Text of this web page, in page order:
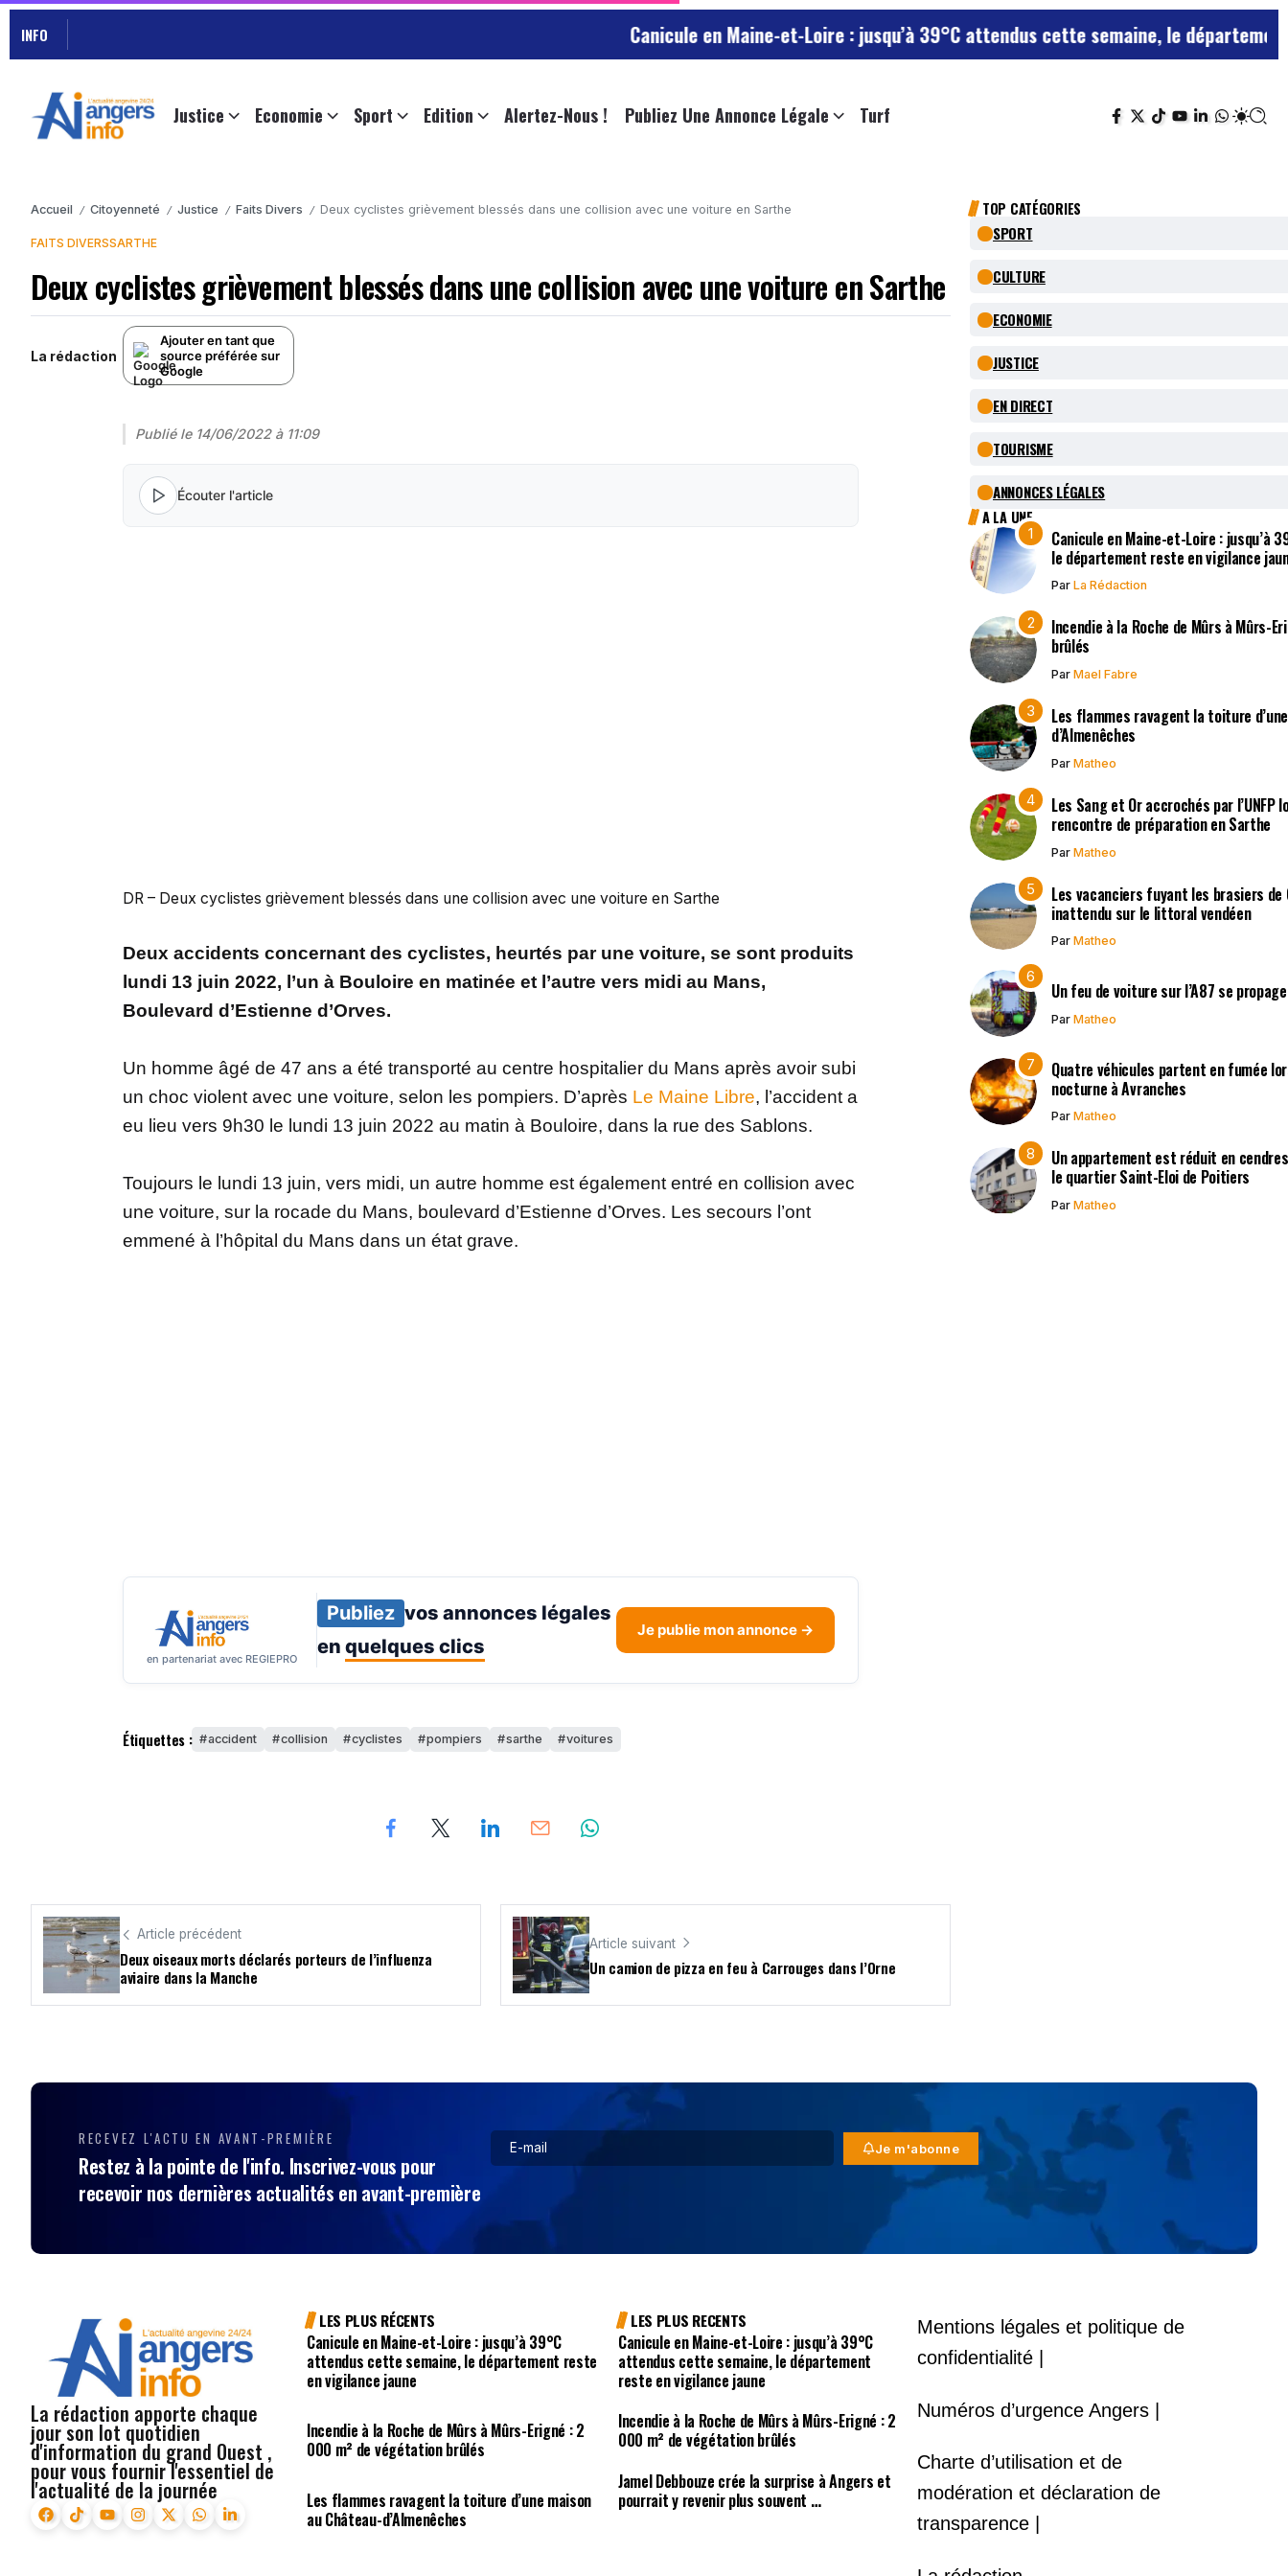
INFO Canicule en Maine-et-Loire : jusqu’à 39°C attendus cette semaine, le département
Justice Economie Sport Edition Alertez-Nous ! Publiez Une Annonce Légale Turf
Accueil / Citoyenneté / Justice / Faits Divers / Deux cyclistes grièvement blessés dans une collision avec une voiture en Sarthe
FAITS DIVERSSARTHE
Deux cyclistes grièvement blessés dans une collision avec une voiture en Sarthe
La rédaction
Ajouter en tant que
source préférée sur
Google
Publié le 14/06/2022 à 11:09
Écouter l'article
DR – Deux cyclistes grièvement blessés dans une collision avec une voiture en Sarthe
Deux accidents concernant des cyclistes, heurtés par une voiture, se sont produits
lundi 13 juin 2022, l’un à Bouloire en matinée et l’autre vers midi au Mans,
Boulevard d’Estienne d’Orves.
Un homme âgé de 47 ans a été transporté au centre hospitalier du Mans après avoir subi
un choc violent avec une voiture, selon les pompiers. D’après Le Maine Libre, l’accident a
eu lieu vers 9h30 le lundi 13 juin 2022 au matin à Bouloire, dans la rue des Sablons.
Toujours le lundi 13 juin, vers midi, un autre homme est également entré en collision avec
une voiture, sur la rocade du Mans, boulevard d’Estienne d’Orves. Les secours l’ont
emmené à l’hôpital du Mans dans un état grave.
en partenariat avec REGIEPRO
Publiez vos annonces légales
en quelques clics
Je publie mon annonce →
Étiquettes : accident collision cyclistes pompiers sarthe voitures
Article précédent
Deux oiseaux morts déclarés porteurs de l’influenza
aviaire dans la Manche
Article suivant
Un camion de pizza en feu à Carrouges dans l’Orne
TOP CATÉGORIES
SPORT
CULTURE
ECONOMIE
JUSTICE
EN DIRECT
TOURISME
ANNONCES LÉGALES
A LA UNE
Canicule en Maine-et-Loire : jusqu’à
le département reste en vigilance
Par La Rédaction
Incendie à la Roche de Mûrs à Mûrs-
brûlés
Par Mael Fabre
Les flammes ravagent la toiture
d’Almenêches
Par Matheo
Les Sang et Or accrochés par l’UNFP
rencontre de préparation en Sarthe
Par Matheo
Les vacanciers fuyant les brasiers
inattendu sur le littoral vendéen
Par Matheo
Un feu de voiture sur l’A87 se
Par Matheo
Quatre véhicules partent en fumée
nocturne à Avranches
Par Matheo
Un appartement est réduit en
le quartier Saint-Eloi de Poitiers
Par Matheo
RECEVEZ L'ACTU EN AVANT-PREMIÈRE
Restez à la pointe de l'info. Inscrivez-vous pour
recevoir nos dernières actualités en avant-première
Je m'abonne
La rédaction apporte chaque
jour son lot quotidien
d'information du grand Ouest ,
pour vous fournir l'essentiel de
l'actualité de la journée
LES PLUS RÉCENTS
Canicule en Maine-et-Loire : jusqu’à 39°C
attendus cette semaine, le département reste
en vigilance jaune
Incendie à la Roche de Mûrs à Mûrs-Erigné : 2
000 m² de végétation brûlés
Les flammes ravagent la toiture d’une maison
au Château-d’Almenêches
LES PLUS RECENTS
Canicule en Maine-et-Loire : jusqu’à 39°C
attendus cette semaine, le département
reste en vigilance jaune
Incendie à la Roche de Mûrs à Mûrs-Erigné : 2
000 m² de végétation brûlés
Jamel Debbouze crée la surprise à Angers et
pourrait y revenir plus souvent …
Mentions légales et politique de
confidentialité |
Numéros d’urgence Angers |
Charte d’utilisation et de
modération et déclaration de
transparence |